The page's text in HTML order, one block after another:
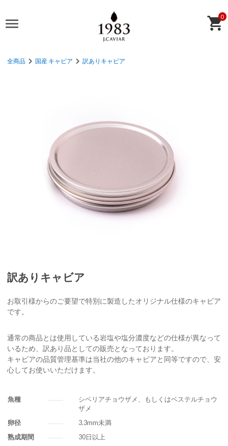
0
全商品 国産 キャビア 訳ありキャビア
訳ありキャビア
お取引様からのご要望で特別に製造したオリジナル仕様のキャビア
です。
通常の商品とは使用している岩塩や塩分濃度などの仕様が異なって
いるため、訳あり品としての販売となっております。
キャビアの品質管理基準は当社の他のキャビアと同等ですので、安
心してお使いいただけます。
魚種
シベリアチョウザメ、もしくはベステルチョウ
ザメ
卵径
3.3mm未満
熟成期間
30日以上